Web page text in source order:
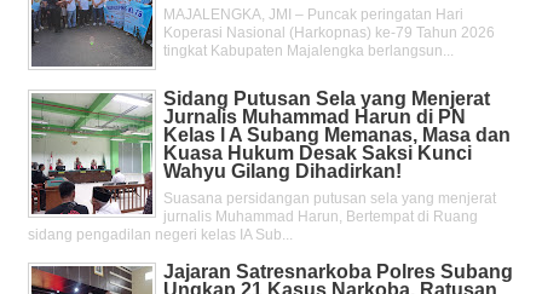
MAJALENGKA, JMI – Puncak peringatan Hari
Koperasi Nasional (Harkopnas) ke-79 Tahun 2026
tingkat Kabupaten Majalengka berlangsun...
Sidang Putusan Sela yang Menjerat
Jurnalis Muhammad Harun di PN
Kelas l A Subang Memanas, Masa dan
Kuasa Hukum Desak Saksi Kunci
Wahyu Gilang Dihadirkan!
Suasana persidangan putusan sela yang menjerat
jurnalis Muhammad Harun, Bertempat di Ruang
sidang pengadilan negeri kelas IA Sub...
Jajaran Satresnarkoba Polres Subang
Ungkap 21 Kasus Narkoba, Ratusan